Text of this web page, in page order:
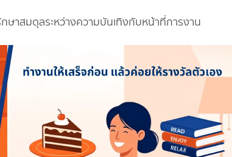
าสมดุลระหว่างความบันเทิงกับหน้าที่การงาน